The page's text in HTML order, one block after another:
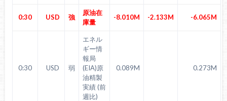
0:30 USD 強
原油在
庫量
-8.010M -2.133M -6.065M
0:30 USD 弱
エネル
ギー情
報局
(EIA)原
油精製
実績 (前
週比)
0.089M 0.273M